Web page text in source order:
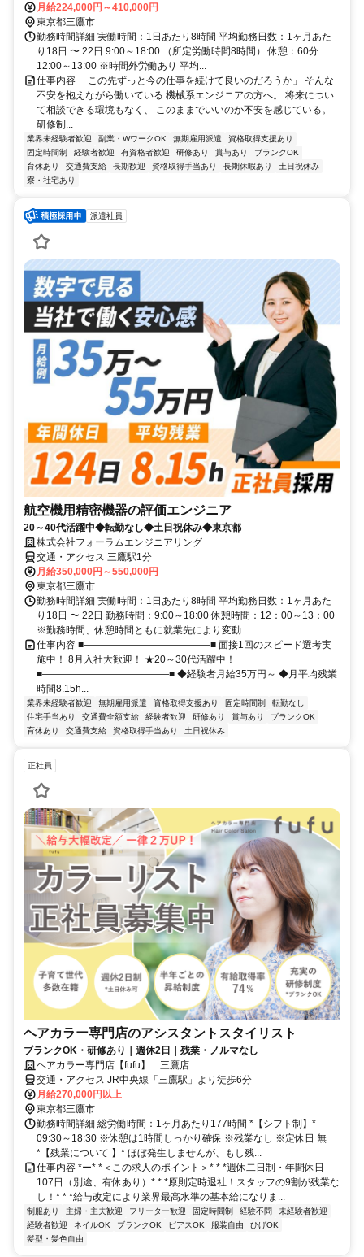
月給224,000円～410,000円
東京都三鷹市
勤務時間詳細 実働時間：1日あたり8時間 平均勤務日数：1ヶ月あた
り18日 〜 22日 9:00～18:00 （所定労働時間8時間） 休憩：60分
12:00～13:00 ※時間外労働あり 平均...
仕事内容 「この先ずっと今の仕事を続けて良いのだろうか」 そんな
不安を抱えながら働いている 機械系エンジニアの方へ。 将来につい
て相談できる環境もなく、 このままでいいのか不安を感じている。
研修制...
業界未経験者歓迎 副業・WワークOK 無期雇用派遣
資格取得支援あり
固定時間制
経験者歓迎 有資格者歓迎 研修あり 賞与あり
ブランクOK
育休あり
交通費支給 長期歓迎 資格取得手当あり 長期休暇あり
土日祝休み
寮・社宅あり
派遣社員
航空機用精密機器の評価エンジニア
20～40代活躍中◆転勤なし◆土日祝休み◆東京都
株式会社フォーラムエンジニアリング
交通・アクセス 三鷹駅1分
月給350,000円～550,000円
東京都三鷹市
勤務時間詳細 実働時間：1日あたり8時間 平均勤務日数：1ヶ月あた
り18日 〜 22日 勤務時間：9:00～18:00 休憩時間：12：00～13：00
※勤務時間、休憩時間ともに就業先により変動...
仕事内容 ■―――――――――――――■ 面接1回のスピード選考実
施中！ 8月入社大歓迎！ ★20～30代活躍中！
■―――――――――――――■ ◆経験者月給35万円～ ◆月平均残業
時間8.15h...
業界未経験者歓迎 無期雇用派遣 資格取得支援あり 固定時間制
転勤なし
住宅手当あり
交通費全額支給 経験者歓迎 研修あり 賞与あり
ブランクOK
育休あり
交通費支給 資格取得手当あり 土日祝休み
正社員
ヘアカラー専門店のアシスタントスタイリスト
ブランクOK・研修あり｜週休2日｜残業・ノルマなし
ヘアカラー専門店【fufu】 三鷹店
交通・アクセス JR中央線「三鷹駅」より徒歩6分
月給270,000円以上
東京都三鷹市
勤務時間詳細 総労働時間：1ヶ月あたり177時間 *【シフト制】*
09:30～18:30 ※休憩は1時間しっかり確保 ※残業なし ※定休日 無
*【残業について 】* ほぼ発生しませんが、もし残...
仕事内容 *ー* *＜この求人のポイント＞* * *週休二日制・年間休日
107日（別途、有休あり）* * *原則定時退社！スタッフの9割が残業な
し！* * *給与改定により業界最高水準の基本給になりま...
制服あり 主婦・主夫歓迎 フリーター歓迎 固定時間制 経験不問
未経験者歓迎
経験者歓迎
ネイルOK ブランクOK ピアスOK 服装自由
ひげOK
髪型・髪色自由